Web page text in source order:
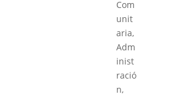
Com
unit
aria,
Adm
inist
ració
n,